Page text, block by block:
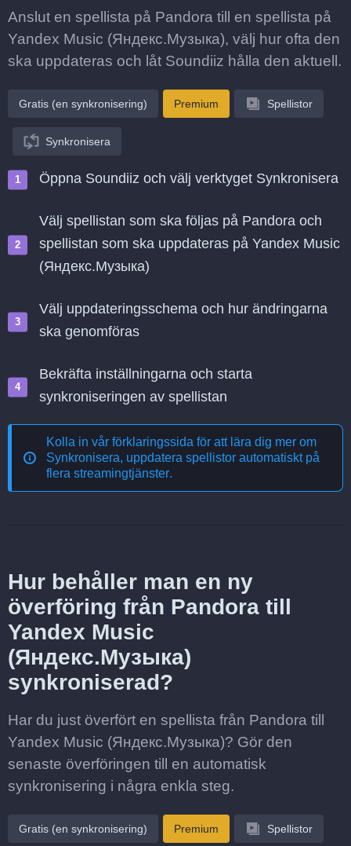
Anslut en spellista på Pandora till en spellista på
Yandex Music (Яндекс.Музыка), välj hur ofta den
ska uppdateras och låt Soundiiz hålla den aktuell.
Gratis (en synkronisering) Premium Spellistor
Synkronisera
Öppna Soundiiz och välj verktyget Synkronisera
Välj spellistan som ska följas på Pandora och
spellistan som ska uppdateras på Yandex Music
(Яндекс.Музыка)
Välj uppdateringsschema och hur ändringarna
ska genomföras
Bekräfta inställningarna och starta
synkroniseringen av spellistan
Kolla in vår förklaringssida för att lära dig mer om
Synkronisera, uppdatera spellistor automatiskt på
flera streamingtjänster.
Hur behåller man en ny
överföring från Pandora till
Yandex Music
(Яндекс.Музыка)
synkroniserad?
Har du just överfört en spellista från Pandora till
Yandex Music (Яндекс.Музыка)? Gör den
senaste överföringen till en automatisk
synkronisering i några enkla steg.
Gratis (en synkronisering) Premium Spellistor